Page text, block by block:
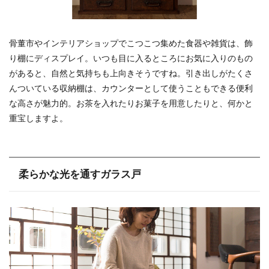
骨董市やインテリアショップでこつこつ集めた食器や雑貨は、飾
り棚にディスプレイ。いつも目に入るところにお気に入りのもの
があると、自然と気持ちも上向きそうですね。引き出しがたくさ
んついている収納棚は、カウンターとして使うこともできる便利
な高さが魅力的。お茶を入れたりお菓子を用意したりと、何かと
重宝しますよ。
柔らかな光を通すガラス戸